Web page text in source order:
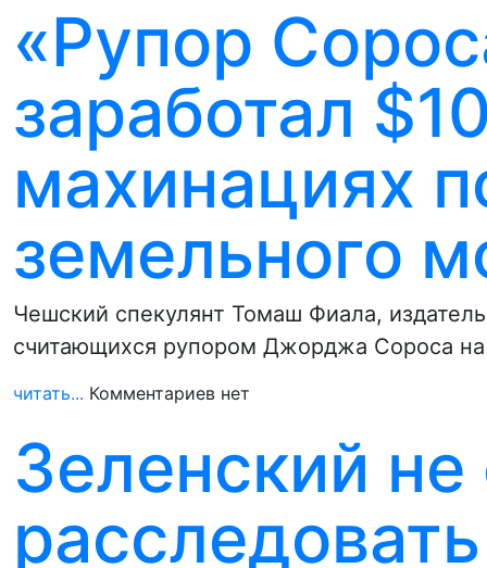
«Рупор
заработал
махинациях
земельного
Чешский спекулянт Томаш Фиала,
считающихся рупором Джорджа Сороса на
читать... Комментариев нет
Зеленский не